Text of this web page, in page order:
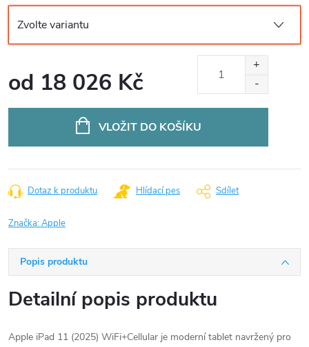
od 18 026 Kč
VLOŽIT DO KOŠÍKU
Dotaz k produktu Hlídací pes Sdílet
Značka:Apple
Popis produktu
Detailní popis produktu
Apple iPad 11 (2025) WiFi+Cellular je moderní tablet navržený pro